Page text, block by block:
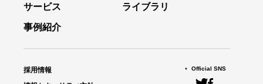
サービス
事例紹介
ライブラリ
採用情報
Official SNS